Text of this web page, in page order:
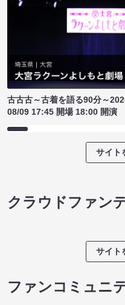
古古古～古着を語る90分～
08/09 17:45 開場 18:00 開演
サイト
クラウドファン
サイト
ファンコミュニ